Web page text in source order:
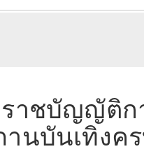
ราชบัญญัติก
นบันเทิงค